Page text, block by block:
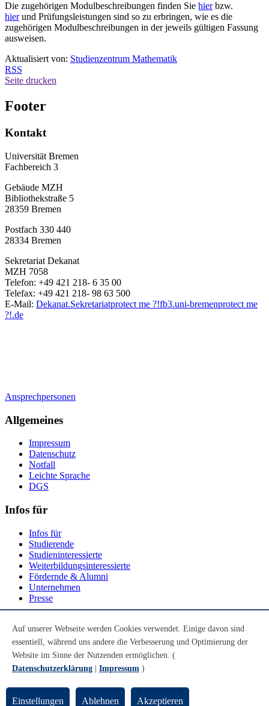
Die zugehörigen Modulbeschreibungen finden Sie hierbzw.
hierund Prüfungsleistungen sind so zu erbringen, wie es die
zugehörigen Modulbeschreibungen in der jeweils gültigen Fassung
ausweisen.
Aktualisiert von: Studienzentrum Mathematik
RSS
Seite drucken
Footer
Kontakt
Universität Bremen
Fachbereich 3
Gebäude MZH
Bibliothekstraße 5
28359 Bremen
Postfach 330 440
28334 Bremen
Sekretariat Dekanat
MZH 7058
Telefon: +49 421 218- 6 35 00
Telefax: +49 421 218- 98 63 500
E-Mail: Dekanat.Sekretariatprotect me ?!fb3.uni-bremenprotect me
?!.de
Ansprechpersonen
Allgemeines
Impressum
Datenschutz
Notfall
Leichte Sprache
DGS
Infos für
Infos für
Studierende
Studieninteressierte
Weiterbildungsinteressierte
Fördernde & Alumni
Unternehmen
Presse
Youtube
Instagram
LinkedIn
© Universität Bremen 2026
Auf unserer Webseite werden Cookies verwendet. Einige davon sind
essentiell, während uns andere die Verbesserung und Optimierung der
Website im Sinne der Nutzenden ermöglichen. (
Datenschutzerklärung
Impressum )
Einstellungen Ablehnen Akzeptieren